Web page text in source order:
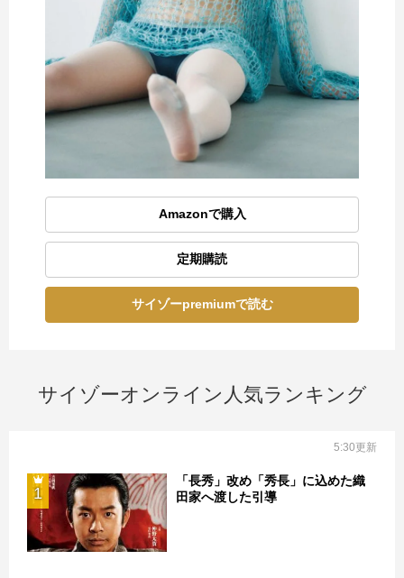
Amazonで購入
定期購読
サイゾーpremiumで読む
サイゾーオンライン人気ランキング
5:30更新
1
「長秀」改め「秀長」に込めた織
田家へ渡した引導